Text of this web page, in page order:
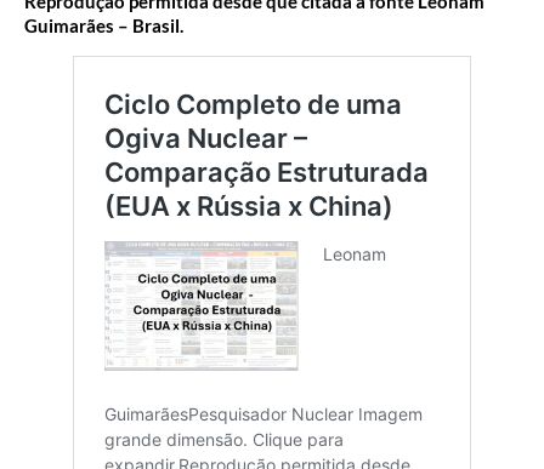
Guimarães – Brasil.